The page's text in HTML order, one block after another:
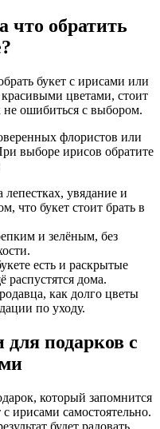
что обратить
букет с ирисами или
цветами, стоит
не ошибиться с выбором.
флористов или
выборе ирисов обратите
лепестках, увядание и
что букет стоит брать в
и зелёным, без
есть и раскрытые
дома.
как долго цветы
по уходу.
подарков с
который запомнится
ирисами самостоятельно.